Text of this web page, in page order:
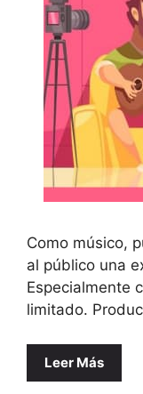
Como músico,
al público una
Especialmente
limitado.
Leer Más